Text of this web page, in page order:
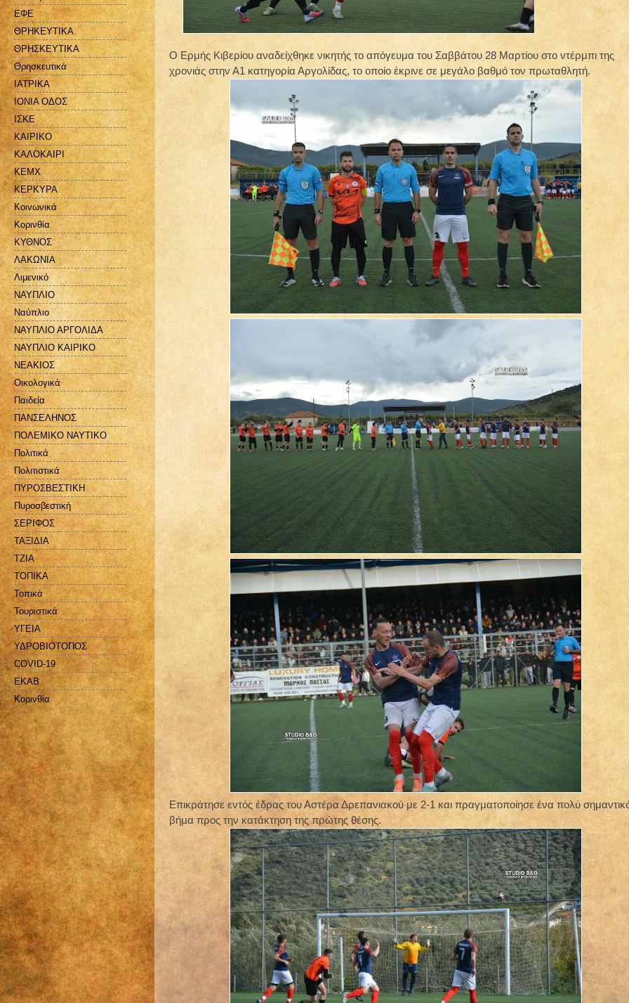
Ο Ερμής Κιβερίου αναδείχθηκε νικητής το απόγευμα του Σαββάτου 28 Μαρτίου στο ντέρμπι της
χρονιάς στην Α1 κατηγορία Αργολίδας, το οποίο έκρινε σε μεγάλο βαθμό τον πρωταθλητή.
Επικράτησε εντός έδρας του Αστέρα Δρεπανιακού με 2-1 και πραγματοποίησε ένα πολύ
βήμα προς την κατάκτηση της πρώτης θέσης.
ΕΦΕ
ΘΡΗΚΕΥΤΙΚΑ
ΘΡΗΣΚΕΥΤΙΚΑ
Θρησκευτικά
ΙΑΤΡΙΚΑ
ΙΟΝΙΑ ΟΔΟΣ
ΙΣΚΕ
ΚΑΙΡΙΚΟ
ΚΑΛΟΚΑΙΡΙ
ΚΕΜΧ
ΚΕΡΚΥΡΑ
Κοινωνικά
Κορινθία
ΚΥΘΝΟΣ
ΛΑΚΩΝΙΑ
Λιμενικό
ΝΑΥΠΛΙΟ
Ναύπλιο
ΝΑΥΠΛΙΟ ΑΡΓΟΛΙΔΑ
ΝΑΥΠΛΙΟ ΚΑΙΡΙΚΟ
ΝΕΑΚΙΟΣ
Οικολογικά
Παιδεία
ΠΑΝΣΕΛΗΝΟΣ
ΠΟΛΕΜΙΚΟ ΝΑΥΤΙΚΟ
Πολιτικά
Πολιτιστικά
ΠΥΡΟΣΒΕΣΤΙΚΗ
Πυροσβεστική
ΣΕΡΙΦΟΣ
ΤΑΞΙΔΙΑ
ΤΖΙΑ
ΤΟΠΙΚΑ
Τοπικά
Τουριστικά
ΥΓΕΙΑ
ΥΔΡΟΒΙΟΤΟΠΟΣ
COVID-19
EKAB
Kορινθία